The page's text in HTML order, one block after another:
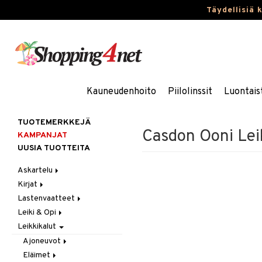
Täydellisiä
Kauneudenhoito Piilolinssit
Casdon Ooni
TUOTEMERKKEJÄ
KAMPANJAT
UUSIA TUOTTEITA
Askartelu
Askartelumateriaalit
Askartelusetti
Helmet
Koulutarvikkeet
Muovailuvaha
Piirrä ja maalaa
Kirjat
Askartelukirjat
Maalauskirjat
Päiväkirjat
Lastenvaatteet
Alaosat
Leggingsit
Alusvaatteet & Sukat
Kengät
Mekot
Leiki & Opi
Opetuslelut
Oppimispelit
Soittimet
Leikkikalut
Ajoneuvot
Autoradat
Eläimet